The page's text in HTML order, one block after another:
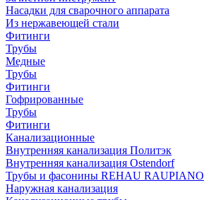
Насадки для сварочного аппарата
Из нержавеющей стали
Фитинги
Трубы
Медные
Трубы
Фитинги
Гофрированные
Трубы
Фитинги
Канализационные
Внутренняя канализация Политэк
Внутренняя канализация Ostendorf
Трубы и фасонины REHAU RAUPIANO
Наружная канализация